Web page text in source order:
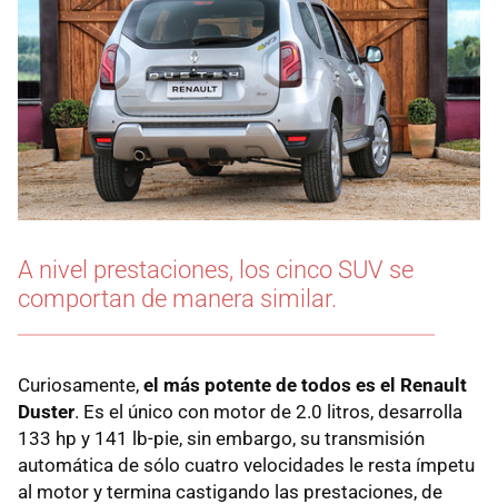
A nivel prestaciones, los cinco SUV se
comportan de manera similar.
Curiosamente, el más potente de todos es el Renault
Duster. Es el único con motor de 2.0 litros, desarrolla
133 hp y 141 lb-pie, sin embargo, su transmisión
automática de sólo cuatro velocidades le resta ímpetu
al motor y termina castigando las prestaciones, de